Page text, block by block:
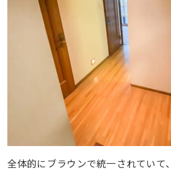
全体的にブラウンで統一されていて